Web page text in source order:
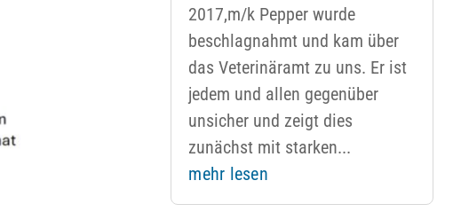
2017,m/k Pepper wurde
beschlagnahmt und kam über
das Veterinäramt zu uns. Er ist
jedem und allen gegenüber
unsicher und zeigt dies
zunächst mit starken...
mehr lesen